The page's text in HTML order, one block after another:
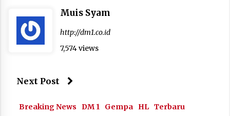
Muis Syam
http://dm1.co.id
7,574 views
Next Post
Breaking News DM 1 Gempa HL Terbaru